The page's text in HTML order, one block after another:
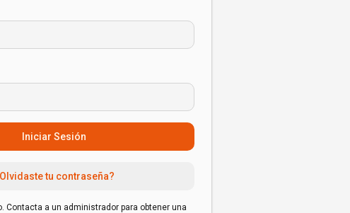
Iniciar Sesión
tu contraseña?
Contacta a un administrador para obtener una